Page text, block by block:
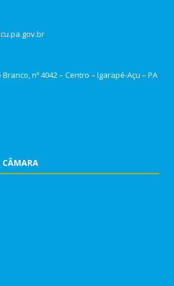
nº 4042 – Centro – Igarapé-Açu – PA
CÂMARA